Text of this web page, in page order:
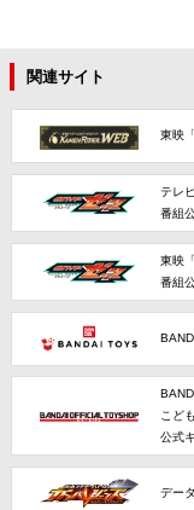
関連サイト
東映
テレ
番組
東映
番組
こど
公式
デー